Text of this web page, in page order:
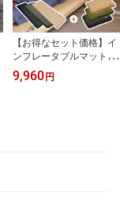
【お得なセット価格】イ
ンフレータブルマット 8c
m キャンプマット マット
ピローセット キャンプ用
9,960 円